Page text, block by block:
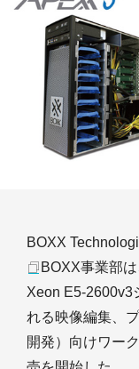
BOXX
BOXX事業部
Xeon E5-2600v3
れる映像編集、
開発）向けワー